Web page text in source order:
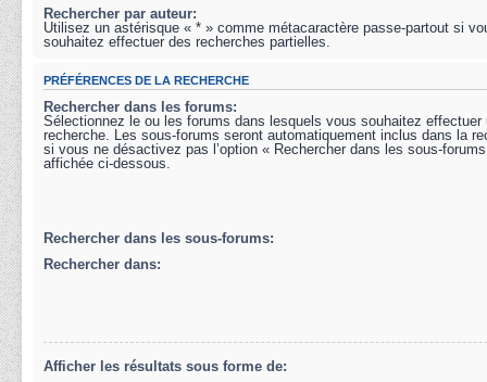
Rechercher par auteur:
Utilisez un astérisque « * » comme métacaractère passe-partout si
souhaitez effectuer des recherches partielles.
PRÉFÉRENCES DE LA RECHERCHE
Rechercher dans les forums:
Sélectionnez le ou les forums dans lesquels vous souhaitez effectuer
recherche. Les sous-forums seront automatiquement inclus dans la
si vous ne désactivez pas l’option « Rechercher dans les sous-
affichée ci-dessous.
Rechercher dans les sous-forums:
Rechercher dans:
Afficher les résultats sous forme de: